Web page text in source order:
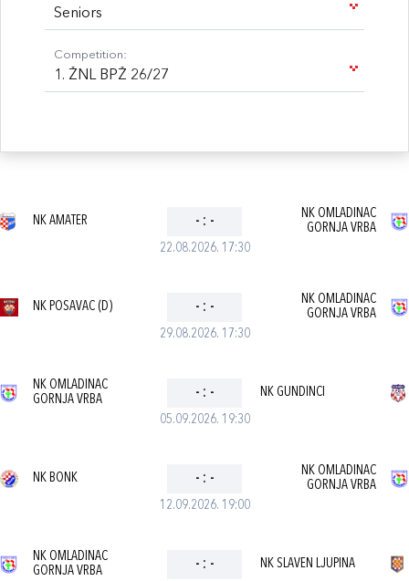
Seniors
Competition:
1. ŽNL BPŽ 26/27
22.08.2026. 17:30
NK AMATER - : -
NK OMLADINAC
GORNJA VRBA
29.08.2026. 17:30
NK POSAVAC (D) - : -
NK OMLADINAC
GORNJA VRBA
05.09.2026. 19:30
NK OMLADINAC
GORNJA VRBA
- : - NK GUNDINCI
12.09.2026. 19:00
NK BONK - : -
NK OMLADINAC
GORNJA VRBA
NK OMLADINAC
GORNJA VRBA
- : - NK SLAVEN LJUPINA